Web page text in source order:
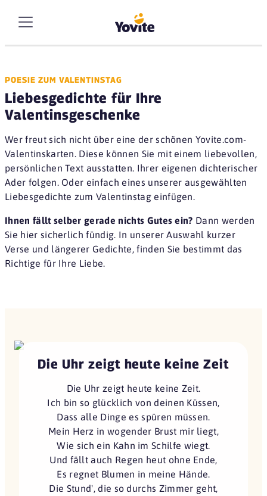
POESIE ZUM VALENTINSTAG
Liebesgedichte für Ihre
Valentinsgeschenke
Wer freut sich nicht über eine der schönen Yovite.com-
Valentinskarten. Diese können Sie mit einem liebevollen,
persönlichen Text ausstatten. Ihrer eigenen dichterischer
Ader folgen. Oder einfach eines unserer ausgewählten
Liebesgedichte zum Valentinstag einfügen.
Ihnen fällt selber gerade nichts Gutes ein? Dann werden
Sie hier sicherlich fündig. In unserer Auswahl kurzer
Verse und längerer Gedichte, finden Sie bestimmt das
Richtige für Ihre Liebe.
Die Uhr zeigt heute keine Zeit
Die Uhr zeigt heute keine Zeit.
Ich bin so glücklich von deinen Küssen,
Dass alle Dinge es spüren müssen.
Mein Herz in wogender Brust mir liegt,
Wie sich ein Kahn im Schilfe wiegt.
Und fällt auch Regen heut ohne Ende,
Es regnet Blumen in meine Hände.
Die Stund', die so durchs Zimmer geht,